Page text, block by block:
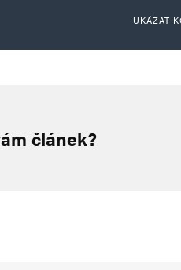
UKÁZAT
kdo opravdu ctí
článek?